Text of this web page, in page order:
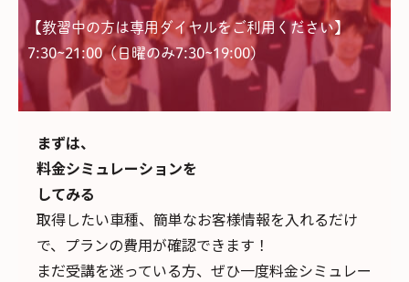
【教習中の方は専用ダイヤルをご利用ください】
7:30~21:00（日曜のみ7:30~19:00)
まずは、
料金シミュレーションを
してみる
取得したい車種、簡単なお客様情報を入れるだけ
で、 プランの費用が確認できます！
まだ受講を迷っている方、ぜひ一度料金シミュレー